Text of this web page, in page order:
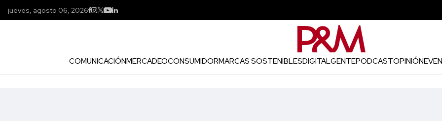
jueves, agosto 06, 2026
COMUNICACIÓNMERCADEOCONSUMIDORMARCAS SOSTENIBLESDIGITALGENTEPODCASTOPINIÓN